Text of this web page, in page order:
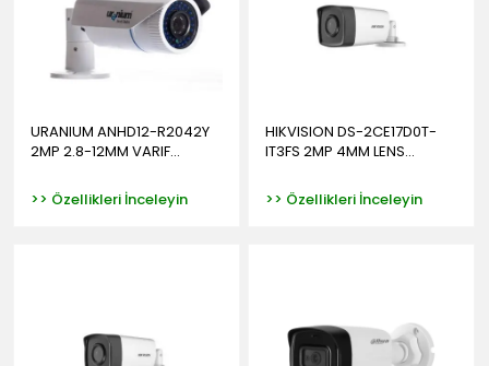
URANIUM ANHD12-R2042Y
2MP 2.8-12MM VARIF...
>> Özellikleri İnceleyin
HIKVISION DS-2CE17D0T-
IT3FS 2MP 4MM LENS...
>> Özellikleri İnceleyin